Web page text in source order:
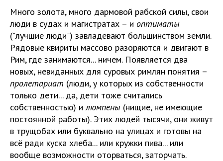
Много золота, много дармовой рабской силы, свои
люди в судах и магистратах – и оптиматы
("лучшие люди") завладевают большинством земли.
Рядовые квириты массово разоряются и двигают в
Рим, где занимаются... ничем. Появляется два
новых, невиданных для суровых римлян понятия –
пролетариат (люди, у которых из собственности
только дети... да, дети тоже считались
собственностью) илюмпены (нищие, не имеющие
постоянной работы). Этих людей тысячи, они живут
в трущобах или буквально на улицах и готовы на
всё ради куска хлеба... или кружки пива... или
вообще возможности оторваться, заторчать.